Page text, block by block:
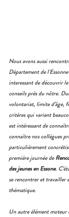
Nous avons aussi
Département de
interessant de découvrir
conseils près du nôtre.
volontariat, limite d’âge,
critères qui varient
est intéressant de
connaître nos collègues
particulièrement
première journée de
des jeunes en Essone.
se rencontrer et travailler
thématique.
Un autre élément moteur